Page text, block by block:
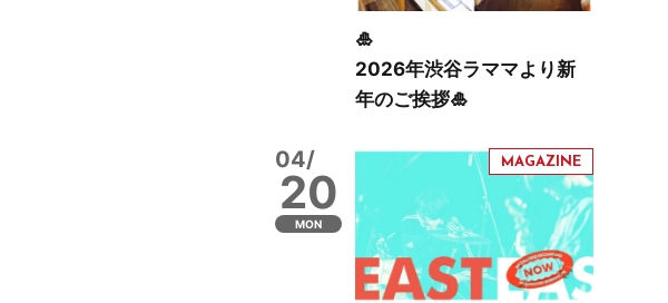
🎍
2026年渋谷ラママより新
年のご挨拶🎍
04/
20
MON